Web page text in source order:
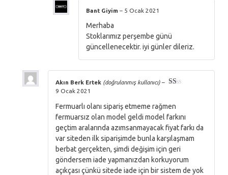
Bant Giyim – 5 Ocak 2021
Merhaba
Stoklarımız perşembe günü
güncellenecektir. iyi günler dileriz.
1
oy
aldı
Akın Berk Ertek (doğrulanmış kullanıcı) –
9 Ocak 2021
Fermuarlı olanı sipariş etmeme rağmen
fermuarsız olan model geldi model farkını
geçtim aralarında azımsanmayacak fiyat farkı da
var siteden ilk siparişimde bunla karşılaşmam
berbat gerçekten, şimdi değişim için geri
göndersem iade yapmanızdan korkuyorum
açıkçası çünkü sitede iade için bir sistem de yok